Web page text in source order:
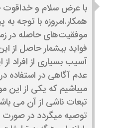
با عرض سلام و
همکار.امروزه با توجه
موفقیت‌های حاصله در
فواید بیشمار حاصل از
آسیب بسیاری از افراد
عدم آگاهی در استفاده
میباشیم که یکی از این
تبعات ناشی از آن‌ می
توصیه میگردد در صورت